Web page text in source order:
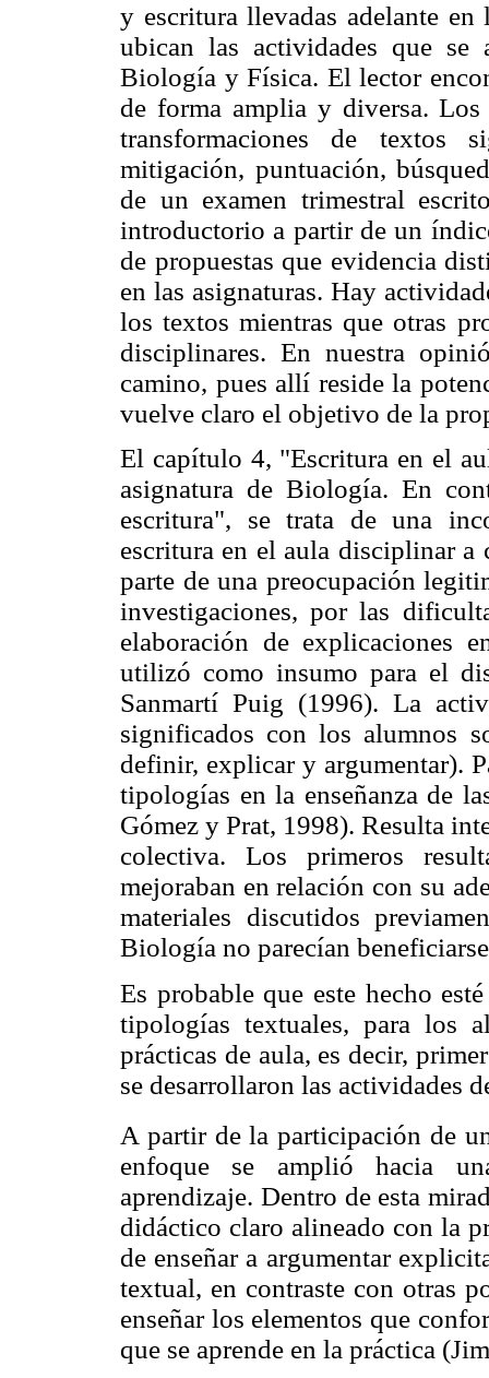
y escritura llevadas adelante
ubican las actividades que se
Biología y Física. El lector
de forma amplia y diversa. Los
transformaciones de textos
mitigación, puntuación,
de un examen trimestral
introductorio a partir de un
de propuestas que evidencia
en las asignaturas. Hay
los textos mientras que otras
disciplinares. En nuestra
camino, pues allí reside la
vuelve claro el objetivo de la
El capítulo 4, "Escritura en el
asignatura de Biología. En
escritura", se trata de una
escritura en el aula disciplinar a
parte de una preocupación
investigaciones, por las
elaboración de explicaciones
utilizó como insumo para el
Sanmartí Puig (1996). La
significados con los alumnos
definir, explicar y argumentar).
tipologías en la enseñanza de
Gómez y Prat, 1998). Resulta
colectiva. Los primeros
mejoraban en relación con su
materiales discutidos
Biología no parecían
Es probable que este hecho
tipologías textuales, para los
prácticas de aula, es decir,
se desarrollaron las actividades
A partir de la participación de
enfoque se amplió hacia
aprendizaje. Dentro de esta
didáctico claro alineado con la
de enseñar a argumentar
textual, en contraste con otras
enseñar los elementos que
que se aprende en la práctica